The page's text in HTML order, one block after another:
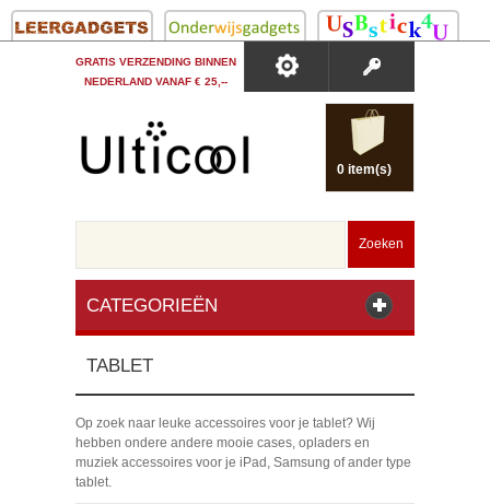
GRATIS VERZENDING BINNEN
NEDERLAND VANAF € 25,--
0 item(s)
Zoeken
CATEGORIEËN
TABLET
Op zoek naar leuke accessoires voor je tablet? Wij
hebben ondere andere mooie cases, opladers en
muziek accessoires voor je iPad, Samsung of ander type
tablet.